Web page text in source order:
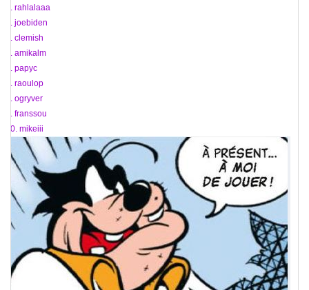
92. rahlalaaa
93. joebiden
94. clemish
95. amikalm
96. papyc
97. raoulop
98. ogryver
99. franssou
100. mikeiii